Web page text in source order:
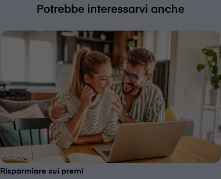
Potrebbe interessarvi anche
Risparmiare sui premi